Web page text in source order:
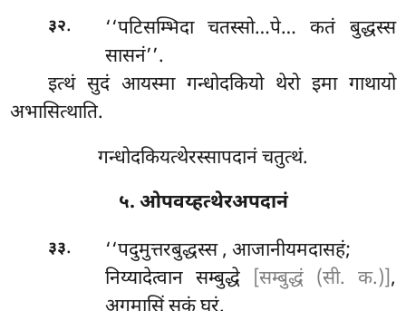
३२. ‘‘पटिसम्भिदाचतस्सो…पे… कतं बुद्धस्स
सासनं’’.
इत्थं सुदं आयस्मा गन्धोदकियो थेरो इमा गाथायो
अभासित्थाति.
गन्धोदकियत्थेरस्सापदानं चतुत्थं.
५. ओपवय्हत्थेरअपदानं
३३. ‘‘पदुमुत्तरबुद्धस्स, आजानीयमदासहं;
निय्यादेत्वान सम्बुद्धे
[सम्बुद्धं (सी. क.)],